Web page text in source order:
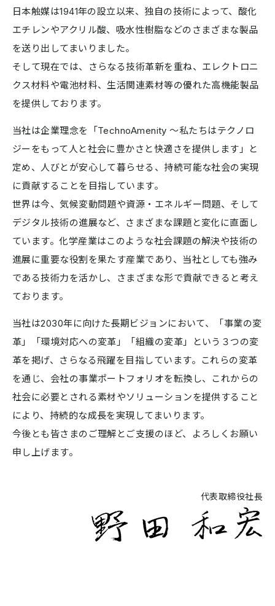
日本触媒は1941年の設立以来、独自の技術によって、酸化
エチレンやアクリル酸、吸水性樹脂などのさまざまな製品
を送り出してまいりました。
そして現在では、さらなる技術革新を重ね、エレクトロニ
クス材料や電池材料、生活関連素材等の優れた高機能製品
を提供しております。
当社は企業理念を「TechnoAmenity 〜私たちはテクノロ
ジーをもって人と社会に豊かさと快適さを提供します」と
定め、人びとが安心して暮らせる、持続可能な社会の実現
に貢献することを目指しています。
世界は今、気候変動問題や資源・エネルギー問題、そして
デジタル技術の進展など、さまざまな課題と変化に直面し
ています。化学産業はこのような社会課題の解決や技術の
進展に重要な役割を果たす産業であり、当社としても強み
である技術力を活かし、さまざまな形で貢献できると考え
ております。
当社は2030年に向けた長期ビジョンにおいて、「事業の変
革」「環境対応への変革」「組織の変革」という３つの変
革を掲げ、さらなる飛躍を目指しています。これらの変革
を通じ、会社の事業ポートフォリオを転換し、これからの
社会に必要とされる素材やソリューションを提供すること
により、持続的な成長を実現してまいります。
今後とも皆さまのご理解とご支援のほど、よろしくお願い
申し上げます。
代表取締役社長